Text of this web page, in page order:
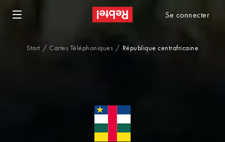
Start Cartes Téléphoniques République centrafricaine
Se connecter